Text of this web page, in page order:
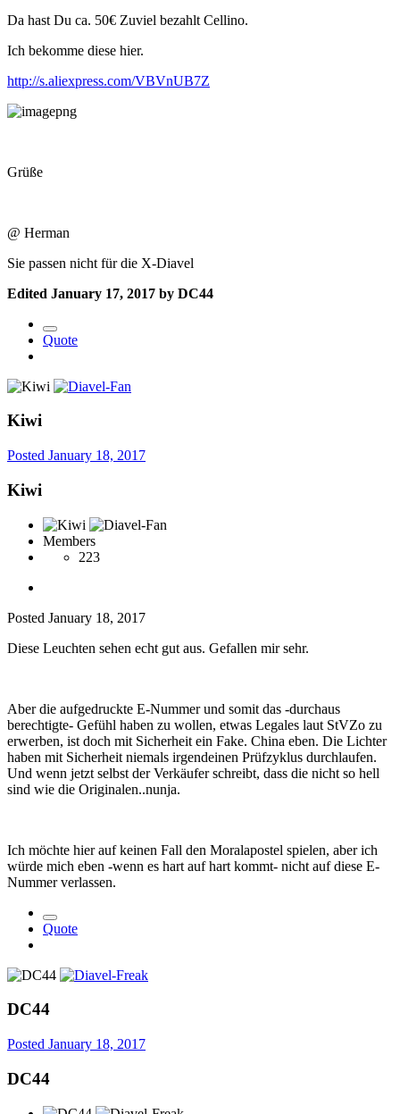
Da hast Du ca. 50€ Zuviel bezahlt Cellino.
Ich bekomme diese hier.
http://s.aliexpress.com/VBVnUB7Z
Grüße
@ Herman
Sie passen nicht für die X-Diavel
Edited January 17, 2017 by DC44
Quote
Kiwi
Posted January 18, 2017
Kiwi
Members
223
Posted January 18, 2017
Diese Leuchten sehen echt gut aus. Gefallen mir sehr.
Aber die aufgedruckte E-Nummer und somit das -durchaus
berechtigte- Gefühl haben zu wollen, etwas Legales laut StVZo zu
erwerben, ist doch mit Sicherheit ein Fake. China eben. Die Lichter
haben mit Sicherheit niemals irgendeinen Prüfzyklus durchlaufen.
Und wenn jetzt selbst der Verkäufer schreibt, dass die nicht so hell
sind wie die Originalen..nunja.
Ich möchte hier auf keinen Fall den Moralapostel spielen, aber ich
würde mich eben -wenn es hart auf hart kommt- nicht auf diese E-
Nummer verlassen.
Quote
DC44
Posted January 18, 2017
DC44